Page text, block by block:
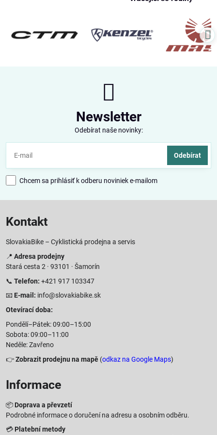
Newsletter
Odebírat naše novinky:
Odebírat
Chcem sa prihlásiť k odberu noviniek e-mailom
Kontakt
SlovakiaBike – Cyklistická prodejna a servis
📍 Adresa prodejny
Stará cesta 2 · 93101 · Šamorín
📞 Telefon: +421 917 103347
📧 E-mail: info@slovakiabike.sk
Otevírací doba:
Pondělí–Pátek: 09:00–15:00
Sobota: 09:00–11:00
Neděle: Zavřeno
👉Zobrazit prodejnu na mapě (odkaz na Google Maps)
Informace
📦 Doprava a převzetí
Podrobné informace o doručení na adresu a osobním odběru.
💳 Platební metody